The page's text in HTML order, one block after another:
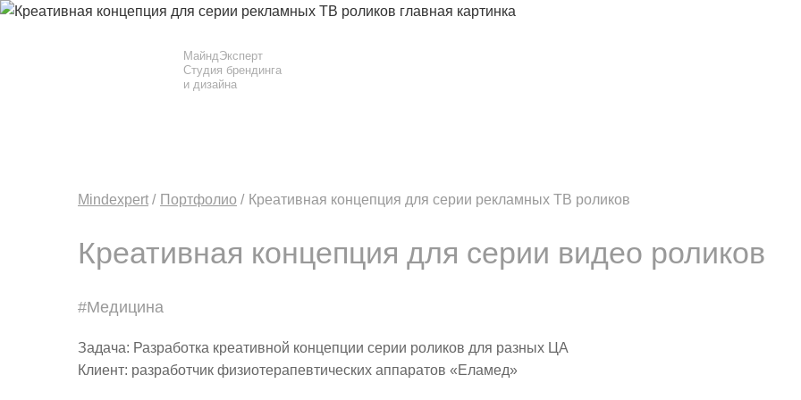
МайндЭксперт
Студия брендинга
и дизайна
Mindexpert Портфолио Креативная концепция для серии рекламных ТВ роликов
Креативная концепция для серии видео роликов
#Медицина
Задача: Разработка креативной концепции серии роликов для разных ЦА
Клиент: разработчик физиотерапевтических аппаратов «Еламед»